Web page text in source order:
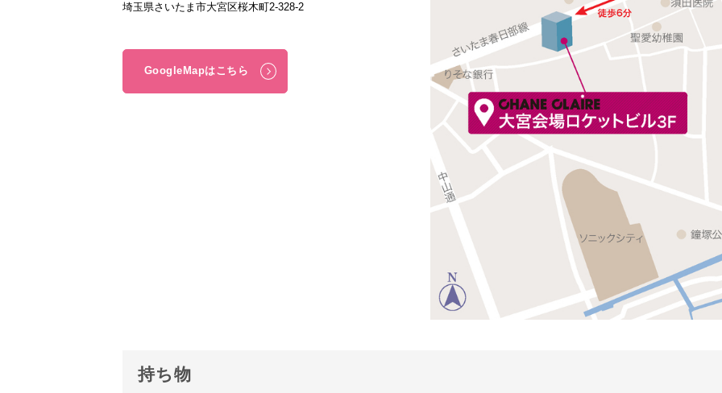
埼玉県さいたま市大宮区桜木町2-328-2
GoogleMapはこちら
持ち物